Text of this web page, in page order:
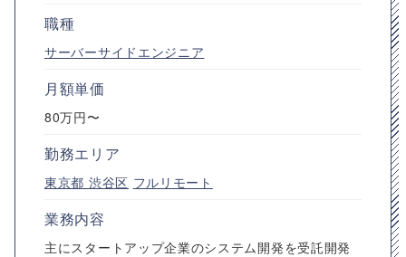
職種
サーバーサイドエンジニア
月額単価
80万円〜
勤務エリア
東京都 渋谷区 フルリモート
業務内容
主にスタートアップ企業のシステム開発を受託開発